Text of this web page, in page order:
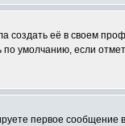
создать её в своем
умолчанию, если
первое